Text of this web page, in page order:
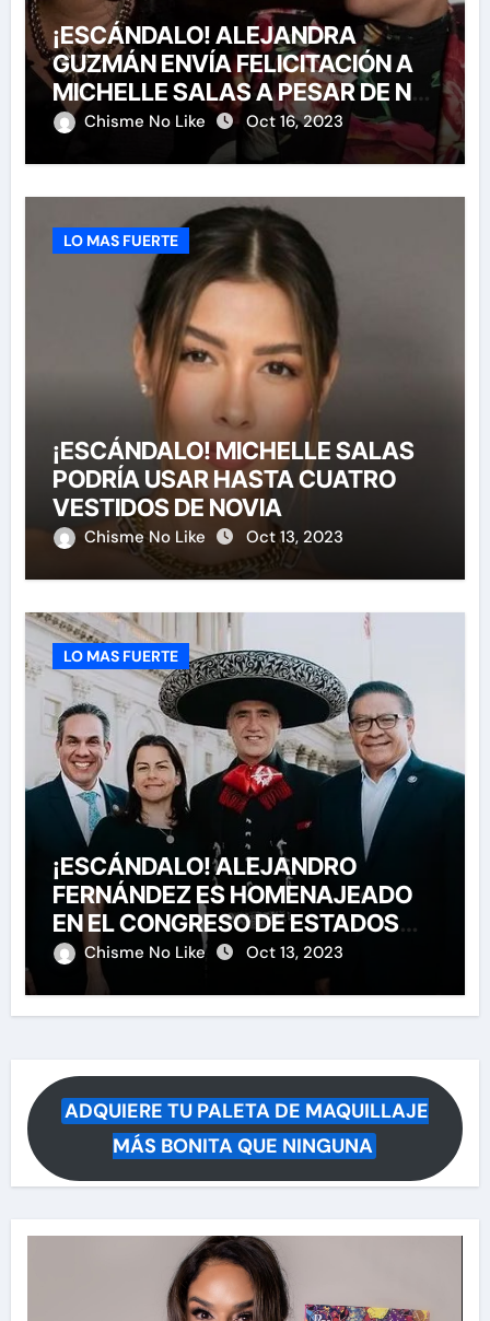
¡ESCÁNDALO! ALEJANDRA
GUZMÁN ENVÍA FELICITACIÓN A
MICHELLE SALAS A PESAR DE NO
HABERLA INVITADO A SU BODA
Chisme No Like Oct 16, 2023
LO MAS FUERTE
¡ESCÁNDALO! MICHELLE SALAS
PODRÍA USAR HASTA CUATRO
VESTIDOS DE NOVIA
Chisme No Like Oct 13, 2023
LO MAS FUERTE
¡ESCÁNDALO! ALEJANDRO
FERNÁNDEZ ES HOMENAJEADO
EN EL CONGRESO DE ESTADOS
UNIDOS
Chisme No Like Oct 13, 2023
ADQUIERE TU PALETA DE MAQUILLAJE
MÁS BONITA QUE NINGUNA